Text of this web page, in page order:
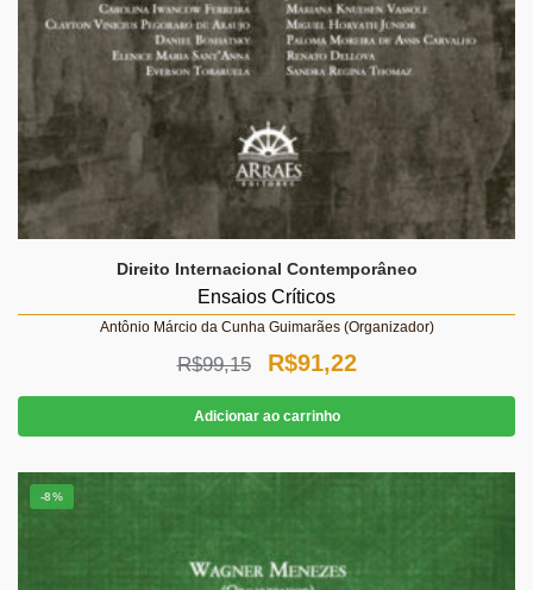
Direito Internacional Contemporâneo
Ensaios Críticos
Antônio Márcio da Cunha Guimarães (Organizador)
R$99,15
O
preço
original
era:
R$91,22O
preço
atual
é:
Adicionar ao carrinho
-8%